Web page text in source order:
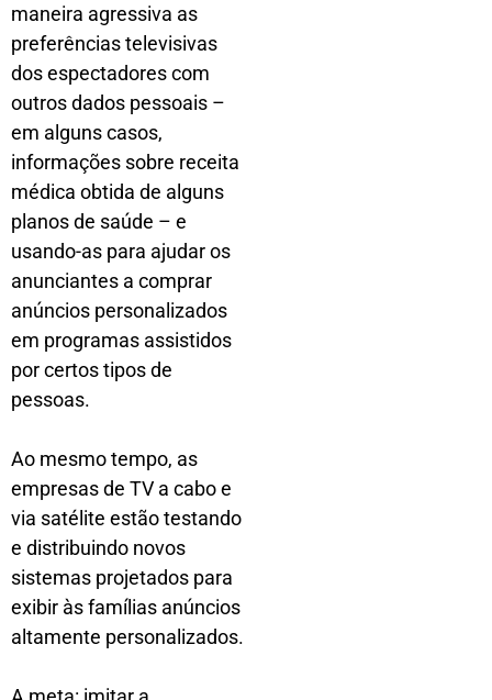
maneira agressiva as
preferências televisivas
dos espectadores com
outros dados pessoais –
em alguns casos,
informações sobre receita
médica obtida de alguns
planos de saúde – e
usando-as para ajudar os
anunciantes a comprar
anúncios personalizados
em programas assistidos
por certos tipos de
pessoas.
Ao mesmo tempo, as
empresas de TV a cabo e
via satélite estão testando
e distribuindo novos
sistemas projetados para
exibir às famílias anúncios
altamente personalizados.